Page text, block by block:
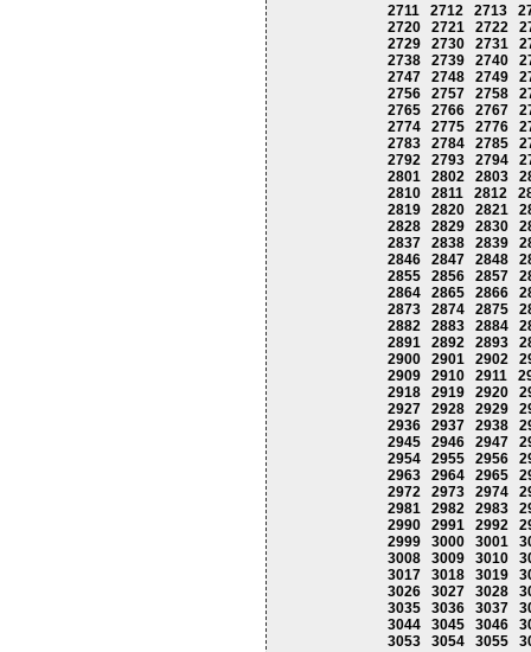
2711
2712 2713
2720
2721 2722
2729
2730 2731
2738
2739 2740
2747
2748 2749
2756
2757 2758
2765
2766 2767
2774
2775 2776
2783
2784 2785
2792
2793 2794
2801
2802 2803
2810
2811 2812
2819
2820 2821
2828
2829 2830
2837
2838 2839
2846
2847 2848
2855
2856 2857
2864
2865 2866
2873
2874 2875
2882
2883 2884
2891
2892 2893
2900
2901 2902
2909
2910 2911
2918
2919 2920
2927
2928 2929
2936
2937 2938
2945
2946 2947
2954
2955 2956
2963
2964 2965
2972
2973 2974
2981
2982 2983
2990
2991 2992
2999
3000 3001
3008
3009 3010
3017
3018 3019
3026
3027 3028
3035
3036 3037
3044
3045 3046
3053
3054 3055